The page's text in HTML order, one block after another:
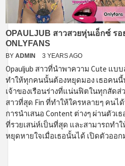
OPAULJUB สาวสวยหุ่นเอ็กซ์ ร
ONLYFANS
BY ADMIN 3 YEARS AGO
Opauljub สาวที่นำพาความ Cute แบ
ทำให้ทุกคนนั้นต้องหยุดมอง เธอคนนี้
เจ้าของเรือนร่างที่แน่นฟิตในทุกสัดส่
สาวที่สุด Fin ที่ทำให้ใครหลายๆ คนไ
การนำเสนอ Content ต่างๆ ผ่านตัวเ
ที่รวยเสน่ห์เป็นที่สุด และสามารถทำ
หยุดหายใจเมื่อเธอนั้นได้ เปิดตัวออก